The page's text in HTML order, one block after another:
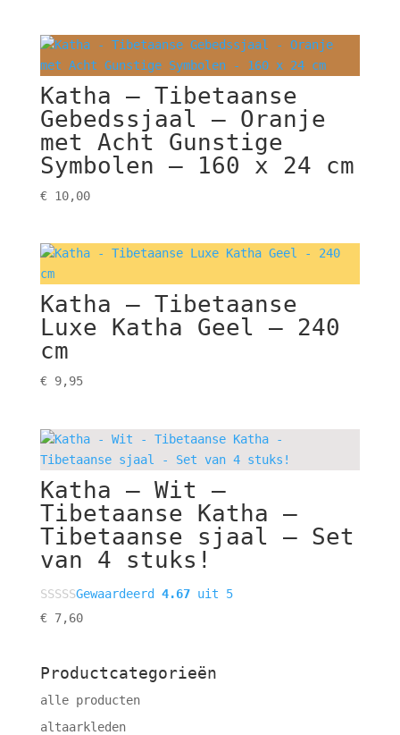
Katha – Tibetaanse
Gebedssjaal – Oranje
met Acht Gunstige
Symbolen – 160 x 24 cm
€10,00
Katha – Tibetaanse
Luxe Katha Geel – 240
cm
€9,95
Katha – Wit –
Tibetaanse Katha –
Tibetaanse sjaal – Set
van 4 stuks!
Gewaardeerd 4.67uit 5
€7,60
Productcategorieën
alle producten
altaarkleden